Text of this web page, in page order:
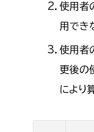
使用者
用でき
使用者
更後の
により